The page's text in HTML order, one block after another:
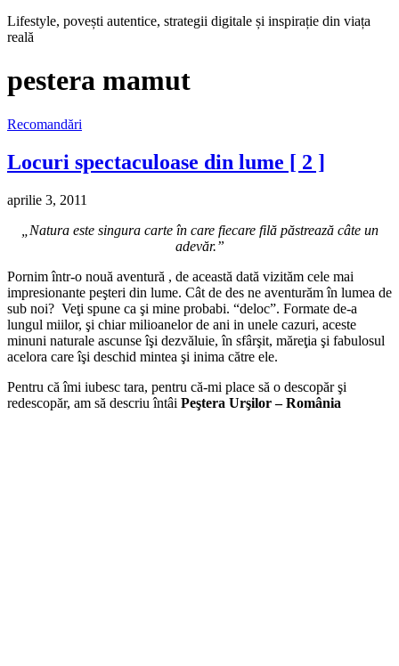
Lifestyle, povești autentice, strategii digitale și inspirație din viața
reală
pestera mamut
Recomandări
Locuri spectaculoase din lume [ 2 ]
aprilie 3, 2011
„Natura este singura carte în care fiecare filă păstrează câte un
adevăr.”
Pornim într-o nouă aventură , de această dată vizităm cele mai
impresionante peşteri din lume. Cât de des ne aventurăm în lumea de
sub noi? Veţi spune ca şi mine probabi. “deloc”. Formate de-a
lungul miilor, şi chiar milioanelor de ani in unele cazuri, aceste
minuni naturale ascunse îşi dezvăluie, în sfârşit, măreţia şi fabulosul
acelora care îşi deschid mintea şi inima către ele.
Pentru că îmi iubesc tara, pentru că-mi place să o descopăr şi
redescopăr, am să descriu întâi Peştera Urşilor – România